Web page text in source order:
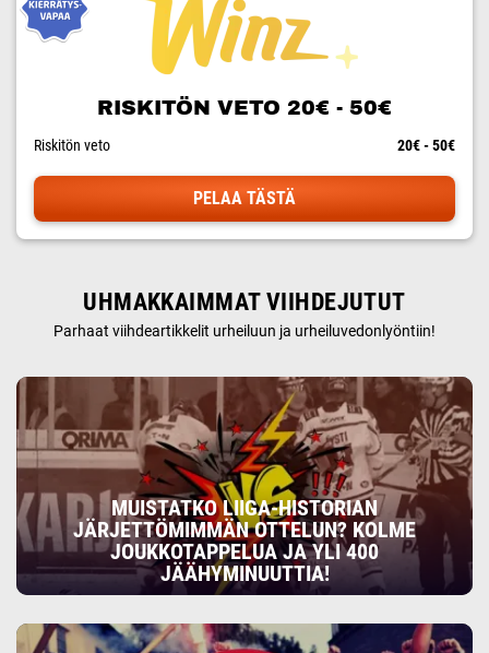
RISKITÖN VETO 20€ - 50€
Riskitön veto 20€ - 50€
PELAA TÄSTÄ
UHMAKKAIMMAT VIIHDEJUTUT
Parhaat viihdeartikkelit urheiluun ja urheiluvedonlyöntiin!
MUISTATKO LIIGA-HISTORIAN
JÄRJETTÖMIMMÄN OTTELUN? KOLME
JOUKKOTAPPELUA JA YLI 400
JÄÄHYMINUUTTIA!